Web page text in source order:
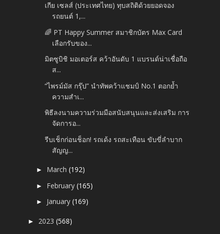
เกีย เซลส์ (ประเทศไทย) ทุบสถิติด้วยยอดจอง
รถยนต์ 1,...
🌈 PT Happy Summer สมาชิกบัตร Max Card
เลือกรับของ...
มิตซูบิชิ มอเตอร์ส คว้าอันดับ 1 แบรนด์น่าเชื่อถือ
ส...
“ไพรม์มัส กรุ๊ป” นำทัพคว้าแชมป์ No.1 ตอกย้ำ
ความสำเ...
พิธีลงนามความร่วมมือสนับสนุนและส่งเสริม การ
จัดการอ...
รีบเช็กก่อนช็อก! รถเด้ง รถสะเทือน ขับขี่ลำบาก
สัญญ...
► March(192)
► February(165)
► January(169)
► 2023(568)